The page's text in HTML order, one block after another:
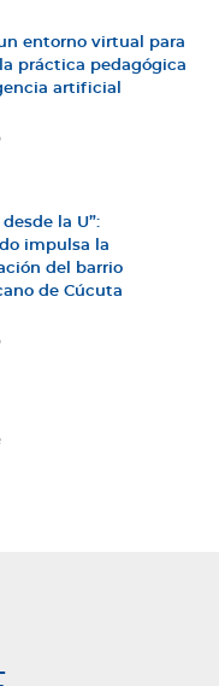
entorno virtual para
práctica pedagógica
artificial
la U”:
impulsa la
del barrio
de Cúcuta